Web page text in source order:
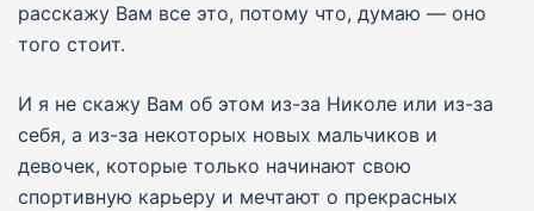
расскажу Вам все это, потому что, думаю — оно
того стоит.
И я не скажу Вам об этом из-за Николе или из-за
себя, а из-за некоторых новых мальчиков и
девочек, которые только начинают свою
спортивную карьеру и мечтают о прекрасных